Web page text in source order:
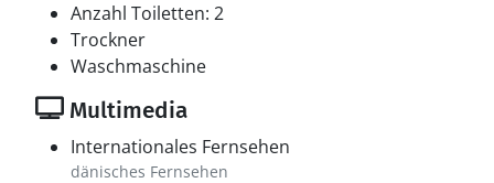
Anzahl Toiletten: 2
Trockner
Waschmaschine
Multimedia
Internationales Fernsehen
dänisches Fernsehen